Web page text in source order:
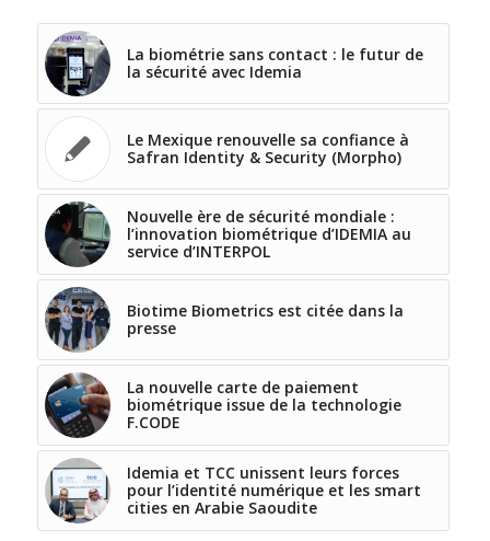
La biométrie sans contact : le futur de
la sécurité avec Idemia
Le Mexique renouvelle sa confiance à
Safran Identity & Security (Morpho)
Nouvelle ère de sécurité mondiale :
l’innovation biométrique d’IDEMIA au
service d’INTERPOL
Biotime Biometrics est citée dans la
presse
La nouvelle carte de paiement
biométrique issue de la technologie
F.CODE
Idemia et TCC unissent leurs forces
pour l’identité numérique et les smart
cities en Arabie Saoudite